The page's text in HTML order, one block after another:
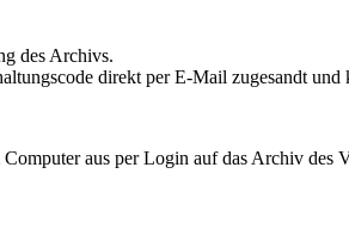
des Archivs.
direkt per E-Mail zugesandt
aus per Login auf das Archiv des